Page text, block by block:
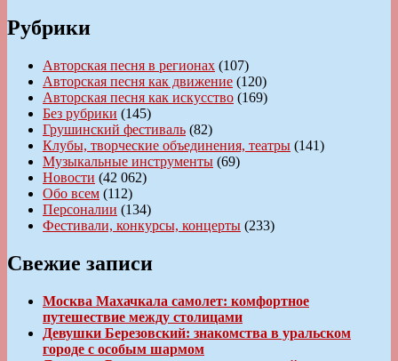
Рубрики
Авторская песня в регионах (107)
Авторская песня как движение (120)
Авторская песня как искусство (169)
Без рубрики (145)
Грушинский фестиваль (82)
Клубы, творческие объединения, театры (141)
Музыкальные инструменты (69)
Новости (42 062)
Обо всем (112)
Персоналии (134)
Фестивали, конкурсы, концерты (233)
Свежие записи
Москва Махачкала самолет: комфортное
путешествие между столицами
Девушки Березовский: знакомства в уральском
городе с особым шармом